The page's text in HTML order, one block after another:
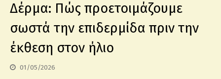
Δέρμα: Πώς προετοιμάζουμε
σωστά την επιδερμίδα πριν την
έκθεση στον ήλιο
01/05/2026